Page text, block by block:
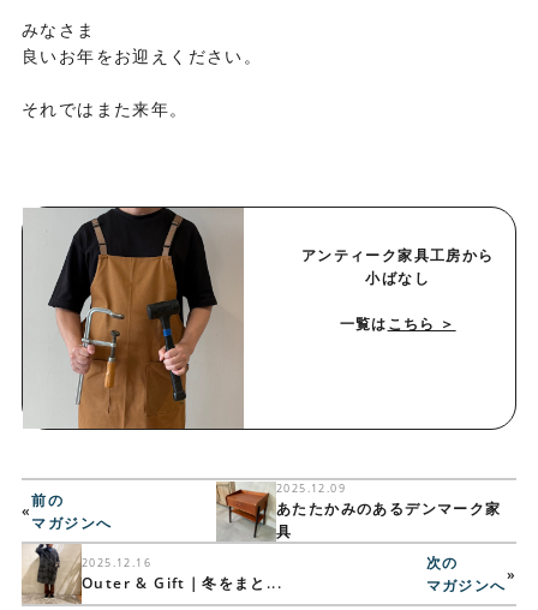
みなさま
良いお年をお迎えください。
それではまた来年。
アンティーク家具工房から
小ばなし
一覧はこちら ＞
2025.12.09
あたたかみのあるデンマーク家
具
«
前の
マガジンへ
2025.12.16
Outer & Gift｜冬をまと...
次の
マガジンへ
»